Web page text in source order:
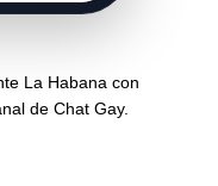
La Habana con
de Chat Gay.